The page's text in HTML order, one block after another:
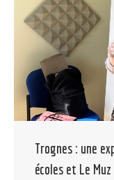
Trognes : une
écoles et Le Muz